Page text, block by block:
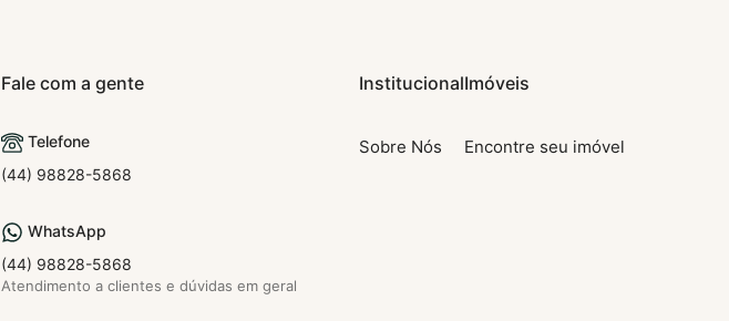
Fale com a gente
Telefone
(44) 98828-5868
WhatsApp
(44) 98828-5868
Atendimento a clientes e dúvidas em geral
Institucional
Sobre Nós
Imóveis
Encontre seu imóvel